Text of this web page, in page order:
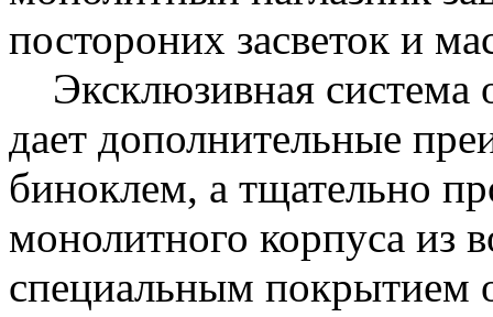
постороних засветок и
Эксклюзивная система
дает дополнительные
биноклем, а тщательно
монолитного корпуса из
специальным покрытием